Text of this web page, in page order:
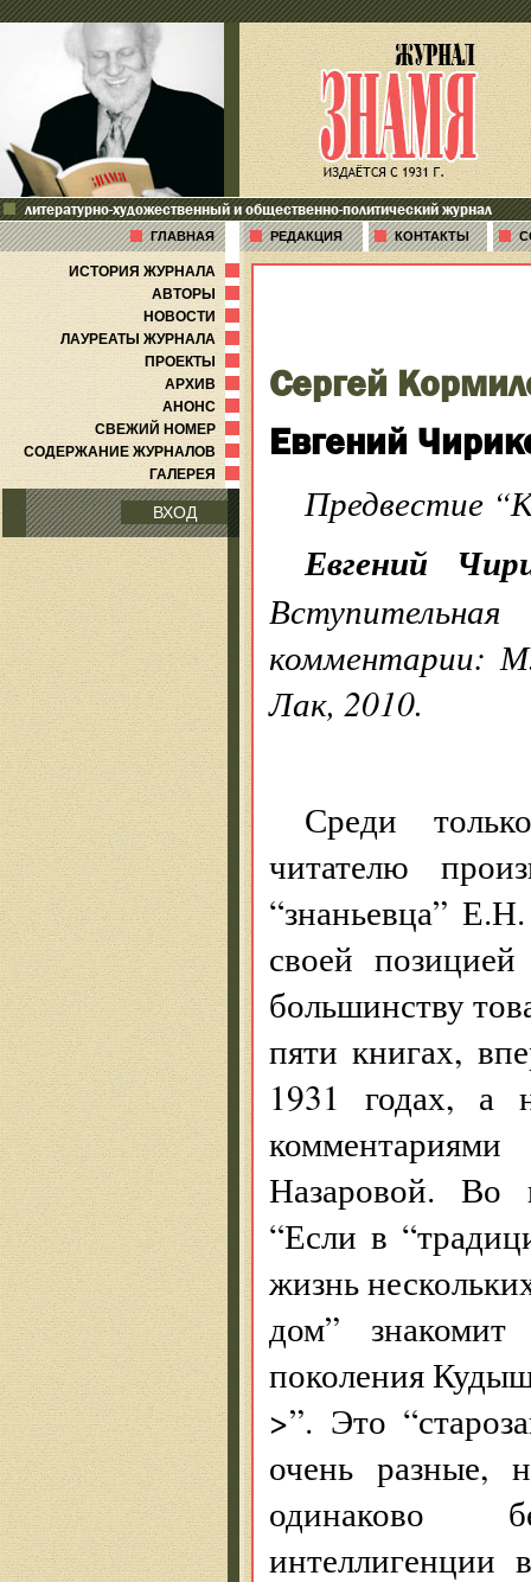
литературно-художественный и общественно-политический журнал
ГЛАВНАЯ РЕДАКЦИЯ КОНТАКТЫ
ИСТОРИЯ ЖУРНАЛА
АВТОРЫ
НОВОСТИ
ЛАУРЕАТЫ ЖУРНАЛА
ПРОЕКТЫ
АРХИВ
АНОНС
СВЕЖИЙ НОМЕР
СОДЕРЖАНИЕ ЖУРНАЛОВ
ГАЛЕРЕЯ
ВХОД
Сергей
Евгений
Предвестие
Евгений
комментарии:
Лак, 2010.
Среди
читателю
“знаньевца”
своей
большинству
пяти книгах,
1931 годах, а
Назаровой. Во
“Если в
жизнь
дом”
поколения
>”. Это
очень разные,
одинаково
интеллигенции